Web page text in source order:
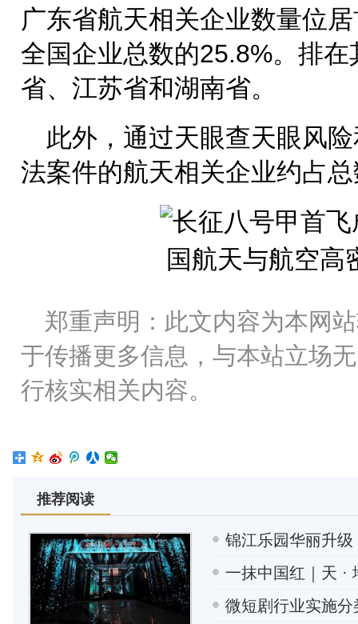
广东省航天相关企业数量位
全国企业总数的25.8%。排
省、江苏省和湖南省。
此外，通过天眼查天眼风
法案件的航天相关企业约占
郑重声明：此文内容为本网
于传播更多信息，与本站立场
行核实相关内容。
推荐阅读
锦江乐园华丽升级
一抹中国红｜天 ·
微短剧行业实施